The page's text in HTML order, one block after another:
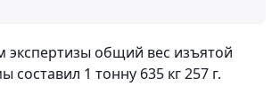
экспертизы общий вес изъятой
составил 1 тонну 635 кг 257 г.